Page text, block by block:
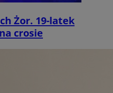
Żor. 19-latek
crosie